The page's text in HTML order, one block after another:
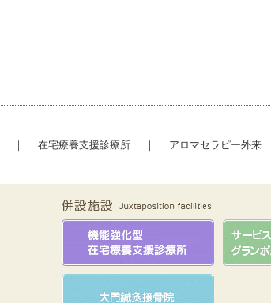
｜ 在宅療養支援診療所 ｜ アロマセラピー外来